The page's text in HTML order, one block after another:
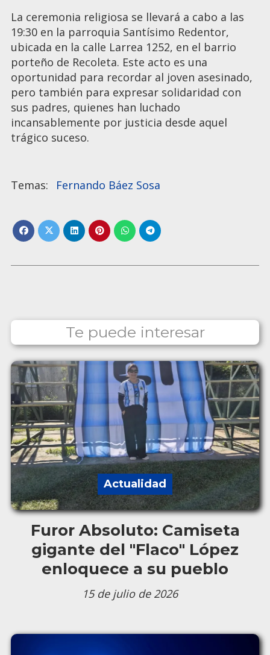
La ceremonia religiosa se llevará a cabo a las
19:30 en la parroquia Santísimo Redentor,
ubicada en la calle Larrea 1252, en el barrio
porteño de Recoleta. Este acto es una
oportunidad para recordar al joven asesinado,
pero también para expresar solidaridad con
sus padres, quienes han luchado
incansablemente por justicia desde aquel
trágico suceso.
Fernando Báez Sosa
Te puede interesar
Furor Absoluto: Camiseta
gigante del "Flaco" López
enloquece a su pueblo
Actualidad
15 de julio de 2026